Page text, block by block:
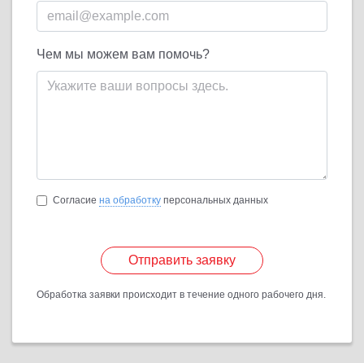
Чем мы можем вам помочь?
Согласие на обработку персональных данных
Отправить заявку
Обработка заявки происходит в течение одного рабочего дня.